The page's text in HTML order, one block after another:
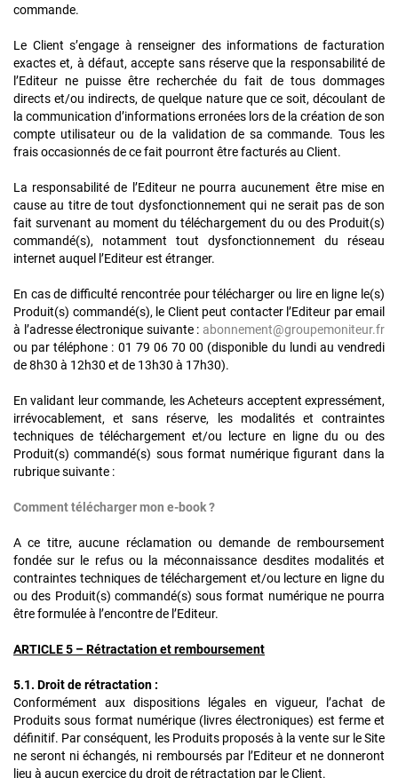
commande.
Le Client s’engage à renseigner des informations de facturation
exactes et, à défaut, accepte sans réserve que la responsabilité de
l’Editeur ne puisse être recherchée du fait de tous dommages
directs et/ou indirects, de quelque nature que ce soit, découlant de
la communication d’informations erronées lors de la création de son
compte utilisateur ou de la validation de sa commande. Tous les
frais occasionnés de ce fait pourront être facturés au Client.
La responsabilité de l’Editeur ne pourra aucunement être mise en
cause au titre de tout dysfonctionnement qui ne serait pas de son
fait survenant au moment du téléchargement du ou des Produit(s)
commandé(s), notamment tout dysfonctionnement du réseau
internet auquel l’Editeur est étranger.
En cas de difficulté rencontrée pour télécharger ou lire en ligne le(s)
Produit(s) commandé(s), le Client peut contacter l’Editeur par email
à l’adresse électronique suivante : abonnement@groupemoniteur.fr
ou par téléphone : 01 79 06 70 00 (disponible du lundi au vendredi
de 8h30 à 12h30 et de 13h30 à 17h30).
En validant leur commande, les Acheteurs acceptent expressément,
irrévocablement, et sans réserve, les modalités et contraintes
techniques de téléchargement et/ou lecture en ligne du ou des
Produit(s) commandé(s) sous format numérique figurant dans la
rubrique suivante :
Comment télécharger mon e-book ?
A ce titre, aucune réclamation ou demande de remboursement
fondée sur le refus ou la méconnaissance desdites modalités et
contraintes techniques de téléchargement et/ou lecture en ligne du
ou des Produit(s) commandé(s) sous format numérique ne pourra
être formulée à l’encontre de l’Editeur.
ARTICLE 5 – Rétractation et remboursement
5.1. Droit de rétractation :
Conformément aux dispositions légales en vigueur, l’achat de
Produits sous format numérique (livres électroniques) est ferme et
définitif. Par conséquent, les Produits proposés à la vente sur le Site
ne seront ni échangés, ni remboursés par l’Editeur et ne donneront
lieu à aucun exercice du droit de rétractation par le Client.